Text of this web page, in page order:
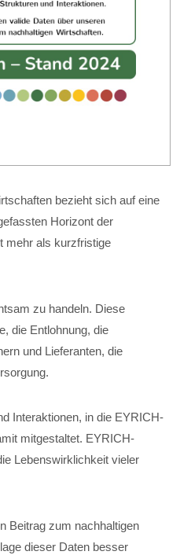
bezieht sich auf eine
Horizont der
mehr als kurzfristige
zu handeln. Diese
die Entlohnung, die
und Lieferanten, die
Interaktionen, in die EYRICH-
mitgestaltet. EYRICH-
Lebenswirklichkeit vieler
Beitrag zum nachhaltigen
dieser Daten besser